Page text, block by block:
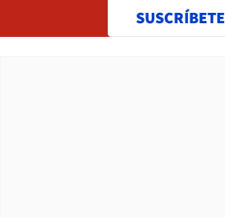
SUSCRÍBETE